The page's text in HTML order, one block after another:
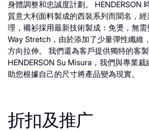
身體調整和忠誠度計劃。 HENDERSON
質意大利面料製成的西裝系列而聞名，
理，襯衫採用最新技術製成：免燙，無
Way Stretch，由於添加了少量彈性纖維
方向拉伸。 我們還為客戶提供獨特的客製
HENDERSON Su Misura，我們與專業
助您根據自己的尺寸將產品變為現實。
折扣及推广